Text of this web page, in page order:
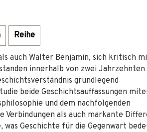
Reihe
auch Walter Benjamin, sich kritisch
innerhalb von zwei Jahrzehnten
grundlegend
beide Geschichtsauffassungen
und dem nachfolgenden
Verbindungen als auch markante
Geschichte für die Gegenwart